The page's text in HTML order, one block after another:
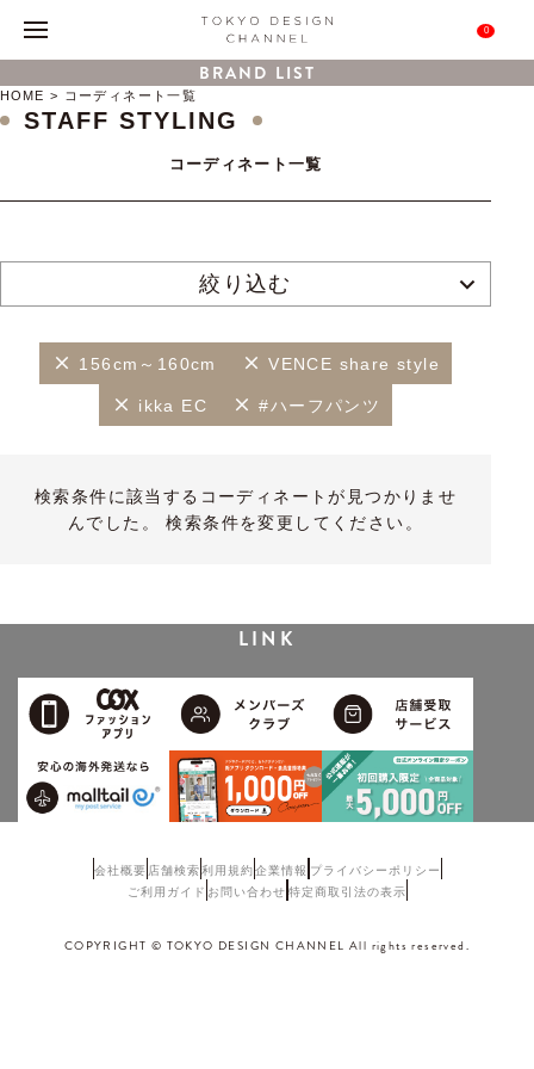
0
BRAND LIST
HOME コーディネート一覧
STAFF STYLING
コーディネート一覧
絞り込む
156cm～160cm VENCE share style
ikka EC #ハーフパンツ
検索条件に該当するコーディネートが見つかりませ
んでした。 検索条件を変更してください。
LINK
会社概要 店舗検索利用規約企業情報 プライバシーポリシー
ご利用ガイド お問い合わせ 特定商取引法の表示
COPYRIGHT © TOKYO DESIGN CHANNEL All rights reserved.